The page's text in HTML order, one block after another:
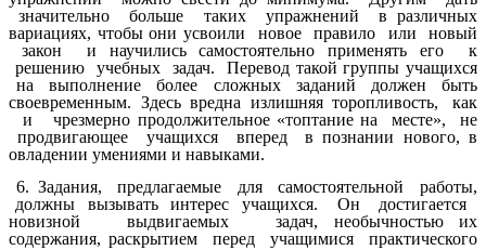
значительно больше таких упражнений в различных
вариациях, чтобы они усвоили новое правило или новый
закон и научились самостоятельно применять его к
решению учебных задач. Перевод такой группы учащихся
на выполнение более сложных заданий должен быть
своевременным. Здесь вредна излишняя торопливость, как
и чрезмерно продолжительное «топтание на месте», не
продвигающее учащихся вперед в познании нового, в
овладении умениями и навыками.
6. Задания, предлагаемые для самостоятельной работы,
должны вызывать интерес учащихся. Он достигается
новизной выдвигаемых задач, необычностью их
содержания, раскрытием перед учащимися практического